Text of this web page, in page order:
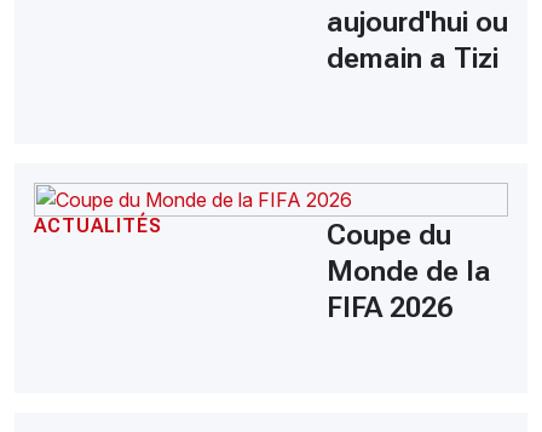
aujourd'hui ou
demain a Tizi
ACTUALITÉS
Coupe du
Monde de la
FIFA 2026